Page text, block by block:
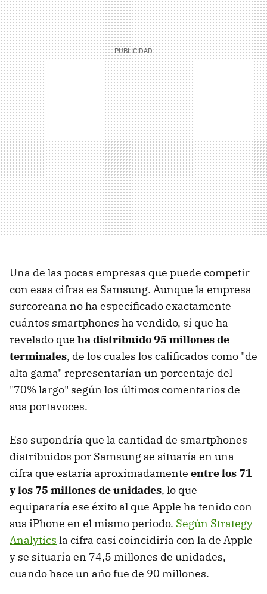
Una de las pocas empresas que puede competir
con esas cifras es Samsung. Aunque la empresa
surcoreana no ha especificado exactamente
cuántos smartphones ha vendido, sí que ha
revelado que ha distribuido 95 millones de
terminales, de los cuales los calificados como "de
alta gama" representarían un porcentaje del
"70% largo" según los últimos comentarios de
sus portavoces.
Eso supondría que la cantidad de smartphones
distribuidos por Samsung se situaría en una
cifra que estaría aproximadamente entre los 71
y los 75 millones de unidades, lo que
equipararía ese éxito al que Apple ha tenido con
sus iPhone en el mismo periodo. Según Strategy
Analytics la cifra casi coincidiría con la de Apple
y se situaría en 74,5 millones de unidades,
cuando hace un año fue de 90 millones.